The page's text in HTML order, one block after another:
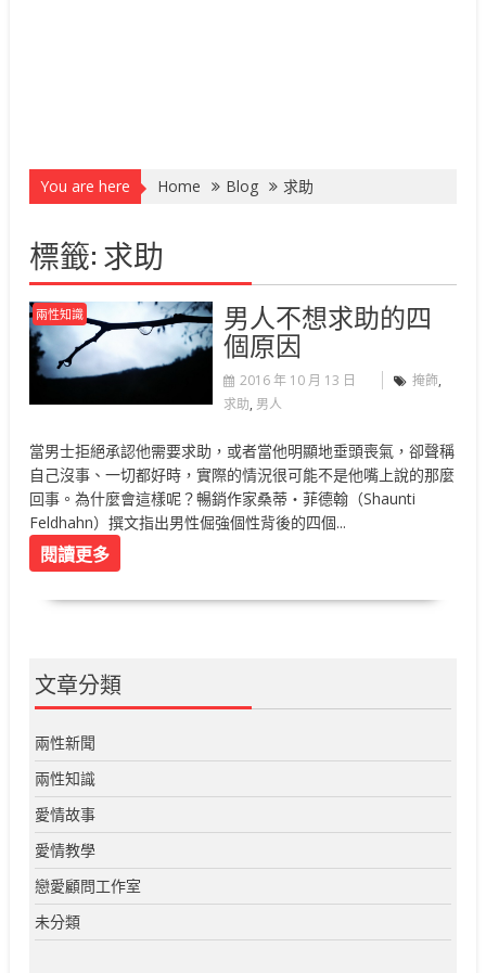
You are here Home Blog 求助
標籤:求助
兩性知識 男人不想求助的四
個原因
2016 年 10 月 13 日 掩飾,
求助, 男人
當男士拒絕承認他需要求助，或者當他明顯地垂頭喪氣，卻聲稱
自己沒事、一切都好時，實際的情況很可能不是他嘴上說的那麼
回事。為什麼會這樣呢？暢銷作家桑蒂‧菲德翰（Shaunti
Feldhahn）撰文指出男性倔強個性背後的四個...
閱讀更多
文章分類
兩性新聞
兩性知識
愛情故事
愛情教學
戀愛顧問工作室
未分類